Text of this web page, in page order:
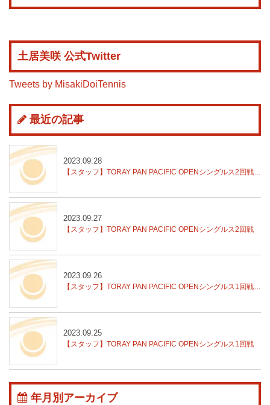
土居美咲 公式Twitter
Tweets by MisakiDoiTennis
最近の記事
【スタッフ】TORAY PAN PACIFIC OPENシングルス2回戦結果
2023.09.28
【スタッフ】TORAY PAN PACIFIC OPENシングルス2回戦
2023.09.27
【スタッフ】TORAY PAN PACIFIC OPENシングルス1回戦結果
2023.09.26
【スタッフ】TORAY PAN PACIFIC OPENシングルス1回戦
2023.09.25
年月別アーカイブ